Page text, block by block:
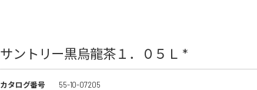
サントリー黒烏龍茶１．０５Ｌ *
カタログ番号
55-10-07205